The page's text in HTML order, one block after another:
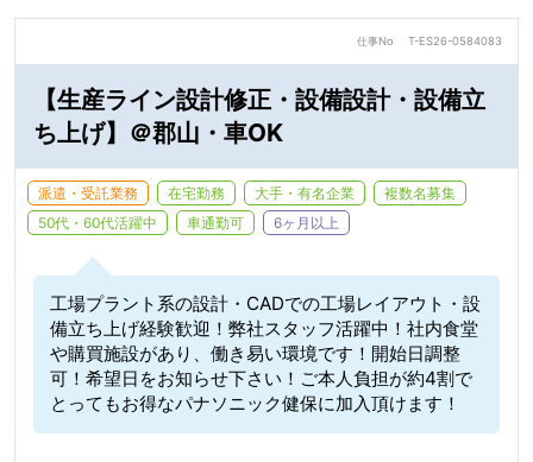
仕事No T-ES26-0584083
【生産ライン設計修正・設備設計・設備立
ち上げ】＠郡山・車OK
派遣・受託業務 在宅勤務 大手・有名企業
複数名募集
50代・60代活躍中
車通勤可 6ヶ月以上
工場プラント系の設計・CADでの工場レイアウト・設
備立ち上げ経験歓迎！弊社スタッフ活躍中！社内食堂
や購買施設があり、働き易い環境です！開始日調整
可！希望日をお知らせ下さい！ご本人負担が約4割で
とってもお得なパナソニック健保に加入頂けます！